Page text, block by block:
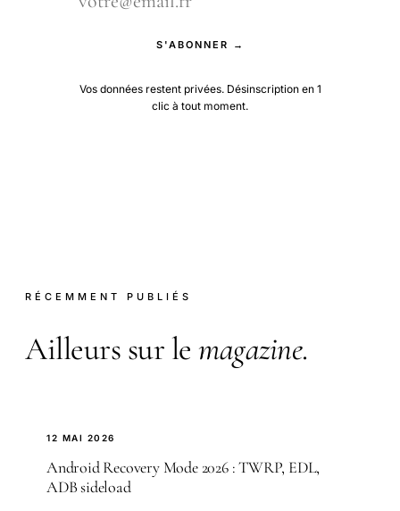
S'ABONNER →
Vos données restent privées. Désinscription en 1
clic à tout moment.
RÉCEMMENT PUBLIÉS
Ailleurs sur le magazine.
12 MAI 2026
Android Recovery Mode 2026 : TWRP, EDL,
ADB sideload